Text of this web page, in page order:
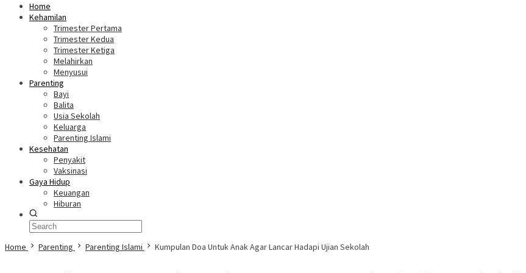
Home
Kehamilan
Trimester Pertama
Trimester Kedua
Trimester Ketiga
Melahirkan
Menyusui
Parenting
Bayi
Balita
Usia Sekolah
Keluarga
Parenting Islami
Kesehatan
Penyakit
Vaksinasi
Gaya Hidup
Keuangan
Hiburan
Home Parenting Parenting Islami Kumpulan Doa Untuk Anak Agar Lancar Hadapi Ujian Sekolah